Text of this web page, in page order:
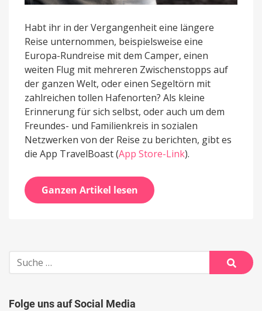
Habt ihr in der Vergangenheit eine längere
Reise unternommen, beispielsweise eine
Europa-Rundreise mit dem Camper, einen
weiten Flug mit mehreren Zwischenstopps auf
der ganzen Welt, oder einen Segeltörn mit
zahlreichen tollen Hafenorten? Als kleine
Erinnerung für sich selbst, oder auch um dem
Freundes- und Familienkreis in sozialen
Netzwerken von der Reise zu berichten, gibt es
die App TravelBoast (App Store-Link).
Ganzen Artikel lesen
Suche
nach:
Suche
Folge uns auf Social Media